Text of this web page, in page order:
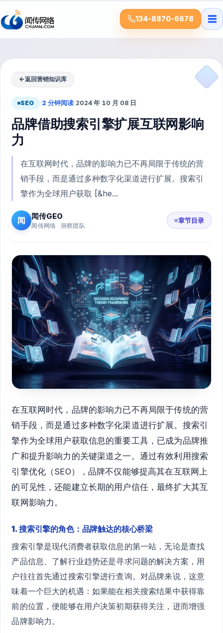
134-8870-6678 ☰
←返回营销知识库
SEO ·2 分钟阅读·2024 年 10 月 08 日
品牌借助搜索引擎扩展互联网影响
力
在互联网时代，品牌的影响力已不再局限于传统的营
销手段，而是通过多种数字化渠道进行扩展。搜索引
擎作为全球用户获取 [&he...
闻 闻传GEO
闻传网络 · 洞察团队
≡章节目录
在互联网时代，品牌的影响力已不再局限于传统的营
销手段，而是通过多种数字化渠道进行扩展。搜索引
擎作为全球用户获取信息的重要工具，已成为品牌推
广和提升影响力的关键渠道之一。通过有效利用搜索
引擎优化（SEO），品牌不仅能够提高其在互联网上
的可见性，还能建立长期的用户信任，最终扩大其互
联网影响力。
1. 搜索引擎的角色：品牌触达的核心桥梁
搜索引擎是现代消费者获取信息的第一站，无论是查找
产品信息、了解行业趋势还是寻求问题的解决方案，用
户往往首先通过搜索引擎进行查询。对品牌来说，这意
味着一个巨大的机遇：如果能在相关搜索结果中获得靠
前的位置，便能够在用户决策初期获得关注，进而增强
品牌影响力。